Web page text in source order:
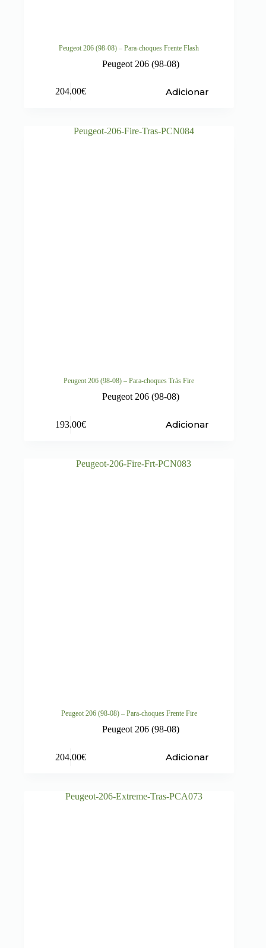
Peugeot 206 (98-08) – Para-choques Frente Flash
Peugeot 206 (98-08)
204.00€ Adicionar
Peugeot 206 (98-08) – Para-choques Trás Fire
Peugeot 206 (98-08)
193.00€ Adicionar
Peugeot 206 (98-08) – Para-choques Frente Fire
Peugeot 206 (98-08)
204.00€ Adicionar